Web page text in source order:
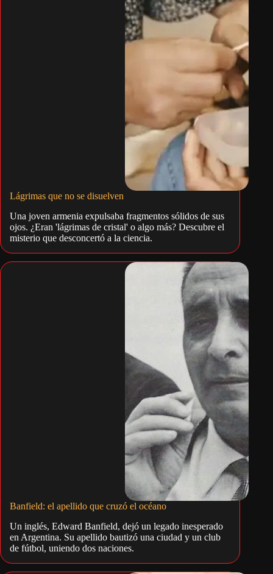
Lágrimas que no se disuelven
Una joven armenia expulsaba fragmentos sólidos de sus
ojos. ¿Eran 'lágrimas de cristal' o algo más? Descubre el
misterio que desconcertó a la ciencia.
Banfield: el apellido que cruzó el océano
Un inglés, Edward Banfield, dejó un legado inesperado
en Argentina. Su apellido bautizó una ciudad y un club
de fútbol, uniendo dos naciones.